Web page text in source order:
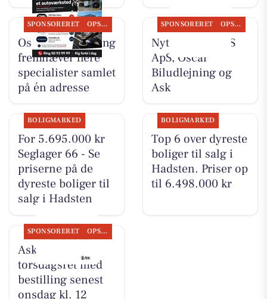
SPONSORERET OPSLAGSTAVLEN
Oscar Biludlejning
fremhæver flere
specialister samlet
på én adresse
SPONSORERET OPSLAGSTAVLEN
Nyt fra TT CARS
ApS, Oscar
Biludlejning og
Ask
BOLIGMARKED
For 5.695.000 kr
Seglager 66 - Se
priserne på de
dyreste boliger til
salg i Hadsten
BOLIGMARKED
Top 6 over dyreste
boliger til salg i
Hadsten. Priser op
til 6.498.000 kr
SPONSORERET OPSLAGSTAVLEN
Ask tilbyder
torsdagsret med
bestilling senest
onsdag kl. 12